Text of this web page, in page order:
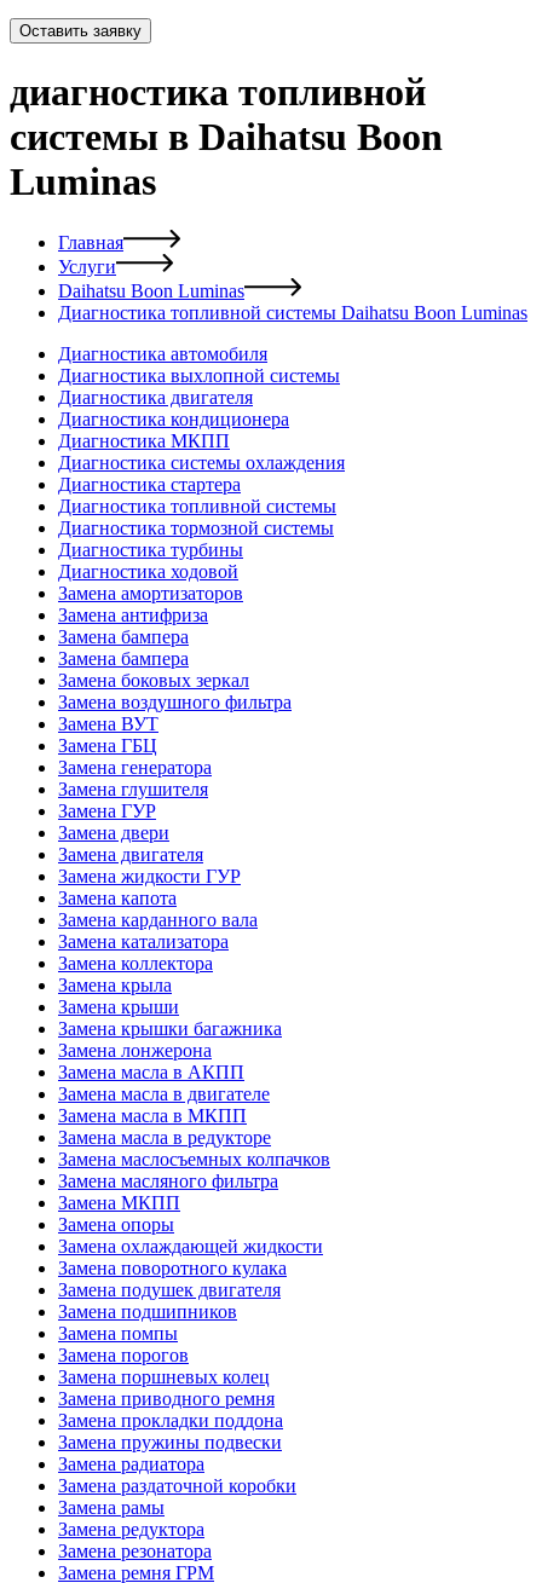
Оставить заявку
диагностика топливной
системы в Daihatsu Boon
Luminas
Главная
Услуги
Daihatsu Boon Luminas
Диагностика топливной системы Daihatsu Boon Luminas
Диагностика автомобиля
Диагностика выхлопной системы
Диагностика двигателя
Диагностика кондиционера
Диагностика МКПП
Диагностика системы охлаждения
Диагностика стартера
Диагностика топливной системы
Диагностика тормозной системы
Диагностика турбины
Диагностика ходовой
Замена амортизаторов
Замена антифриза
Замена бампера
Замена бампера
Замена боковых зеркал
Замена воздушного фильтра
Замена ВУТ
Замена ГБЦ
Замена генератора
Замена глушителя
Замена ГУР
Замена двери
Замена двигателя
Замена жидкости ГУР
Замена капота
Замена карданного вала
Замена катализатора
Замена коллектора
Замена крыла
Замена крыши
Замена крышки багажника
Замена лонжерона
Замена масла в АКПП
Замена масла в двигателе
Замена масла в МКПП
Замена масла в редукторе
Замена маслосъемных колпачков
Замена масляного фильтра
Замена МКПП
Замена опоры
Замена охлаждающей жидкости
Замена поворотного кулака
Замена подушек двигателя
Замена подшипников
Замена помпы
Замена порогов
Замена поршневых колец
Замена приводного ремня
Замена прокладки поддона
Замена пружины подвески
Замена радиатора
Замена раздаточной коробки
Замена рамы
Замена редуктора
Замена резонатора
Замена ремня ГРМ